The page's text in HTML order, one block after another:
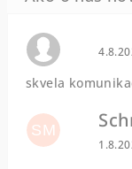
skvela
SM